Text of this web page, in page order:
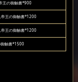
王の御触書*900
帝王の御触書*1200
帝王の御触書*1200
御触書*1500